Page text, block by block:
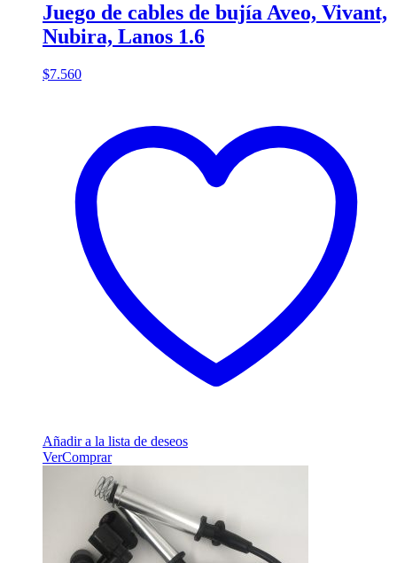
Juego de cables de bujía Aveo, Vivant,
Nubira, Lanos 1.6
$7.560
Añadir a la lista de deseos
VerComprar